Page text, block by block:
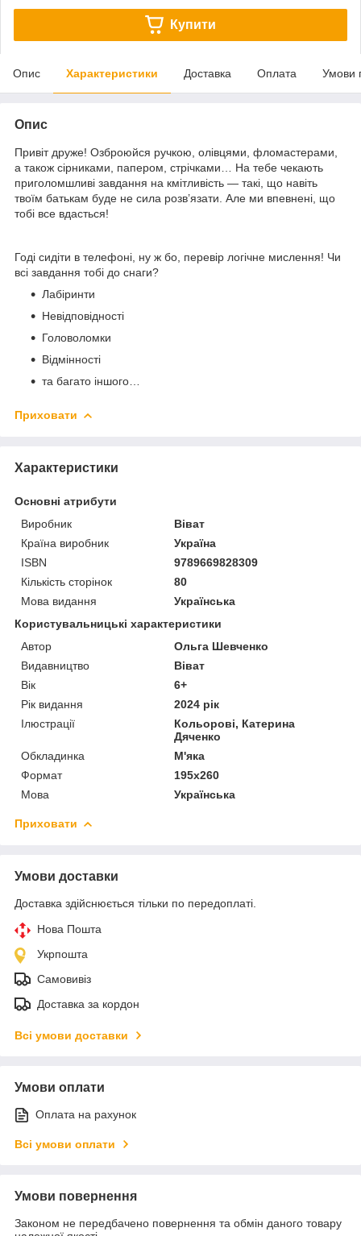
Купити
Опис Характеристики Доставка Оплата Умови
Опис
Привіт друже! Озброюйся ручкою, олівцями, фломастерами,
а також сірниками, папером, стрічками… На тебе чекають
приголомшливі завдання на кмітливість — такі, що навіть
твоїм батькам буде не сила розв’язати. Але ми впевнені, що
тобі все вдасться!
Годі сидіти в телефоні, ну ж бо, перевір логічне мислення! Чи
всі завдання тобі до снаги?
Лабіринти
Невідповідності
Головоломки
Відмінності
та багато іншого…
Приховати
Характеристики
Основні атрибути
Виробник
Віват
Країна виробник
Україна
ISBN
9789669828309
Кількість сторінок
80
Мова видання
Українська
Користувальницькі характеристики
Автор
Ольга Шевченко
Видавництво
Віват
Вік
6+
Рік видання
2024 рік
Ілюстрації
Кольорові, Катерина
Дяченко
Обкладинка
М'яка
Формат
195х260
Мова
Українська
Приховати
Умови доставки
Доставка здійснюється тільки по передоплаті.
Нова Пошта
Укрпошта
Самовивіз
Доставка за кордон
Всі умови доставки
Умови оплати
Оплата на рахунок
Всі умови оплати
Умови повернення
Законом не передбачено повернення та обмін даного товару